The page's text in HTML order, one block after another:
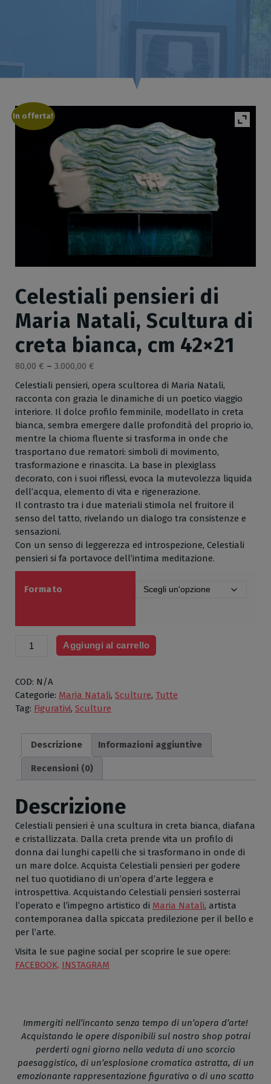
In offerta!
Celestiali pensieri di
Maria Natali, Scultura di
creta bianca, cm 42×21
80,00 € – 3.000,00 €
Celestiali pensieri, opera scultorea di Maria Natali,
racconta con grazia le dinamiche di un poetico viaggio
interiore. Il dolce profilo femminile, modellato in creta
bianca, sembra emergere dalle profondità del proprio io,
mentre la chioma fluente si trasforma in onde che
trasportano due rematori: simboli di movimento,
trasformazione e rinascita. La base in plexiglass
decorato, con i suoi riflessi, evoca la mutevolezza liquida
dell’acqua, elemento di vita e rigenerazione.
Il contrasto tra i due materiali stimola nel fruitore il
senso del tatto, rivelando un dialogo tra consistenze e
sensazioni.
Con un senso di leggerezza ed introspezione, Celestiali
pensieri si fa portavoce dell’intima meditazione.
Formato
Celestiali
Maria
Natali,
Scultura
creta
bianca,
cm
42x21
Aggiungi al carrello
COD: N/A
Categorie: Maria Natali, Sculture, Tutte
Tag: Figurativi, Sculture
Descrizione Informazioni aggiuntive
Recensioni (0)
Descrizione
Celestiali pensieri è una scultura in creta bianca, diafana
e cristallizzata. Dalla creta prende vita un profilo di
donna dai lunghi capelli che si trasformano in onde di
un mare dolce. Acquista Celestiali pensieri per godere
nel tuo quotidiano di un’opera d’arte leggera e
introspettiva. Acquistando Celestiali pensieri sosterrai
l’operato e l’impegno artistico di Maria Natali, artista
contemporanea dalla spiccata predilezione per il bello e
per l’arte.
Visita le sue pagine social per scoprire le sue opere:
FACEBOOK, INSTAGRAM
Immergiti nell’incanto senza tempo di un’opera d’arte!
Acquistando le opere disponibili sul nostro shop potrai
perderti ogni giorno nella veduta di uno scorcio
paesaggistico, di un’esplosione cromatica astratta, di un
emozionante rappresentazione figurativa o di uno scatto